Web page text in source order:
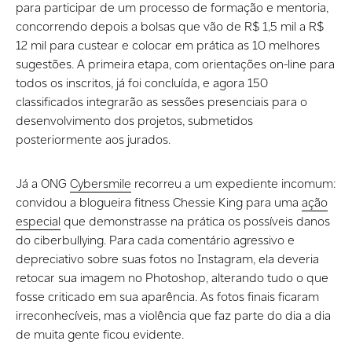
para participar de um processo de formação e mentoria,
concorrendo depois a bolsas que vão de R$ 1,5 mil a R$
12 mil para custear e colocar em prática as 10 melhores
sugestões. A primeira etapa, com orientações on-line para
todos os inscritos, já foi concluída, e agora 150
classificados integrarão as sessões presenciais para o
desenvolvimento dos projetos, submetidos
posteriormente aos jurados.
Já a ONG Cybersmile recorreu a um expediente incomum:
convidou a blogueira fitness Chessie King para uma ação
especial que demonstrasse na prática os possíveis danos
do ciberbullying. Para cada comentário agressivo e
depreciativo sobre suas fotos no Instagram, ela deveria
retocar sua imagem no Photoshop, alterando tudo o que
fosse criticado em sua aparência. As fotos finais ficaram
irreconhecíveis, mas a violência que faz parte do dia a dia
de muita gente ficou evidente.